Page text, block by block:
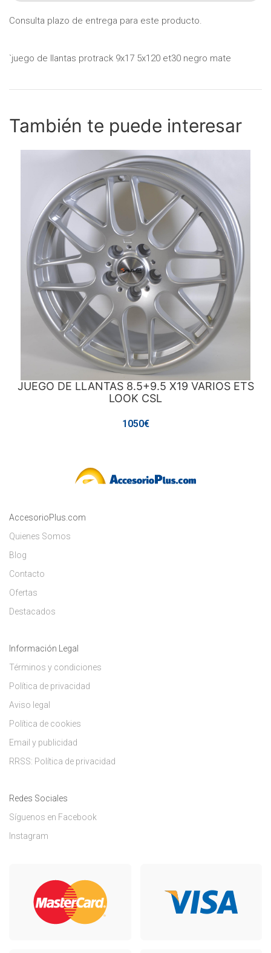
Consulta plazo de entrega para este producto.
`juego de llantas protrack 9x17 5x120 et30 negro mate
También te puede interesar
JUEGO DE LLANTAS 8.5+9.5 X19 VARIOS ETS
LOOK CSL
1050€
AccesorioPlus.com
Quienes Somos
Blog
Contacto
Ofertas
Destacados
Información Legal
Términos y condiciones
Política de privacidad
Aviso legal
Política de cookies
Email y publicidad
RRSS: Política de privacidad
Redes Sociales
Síguenos en Facebook
Instagram